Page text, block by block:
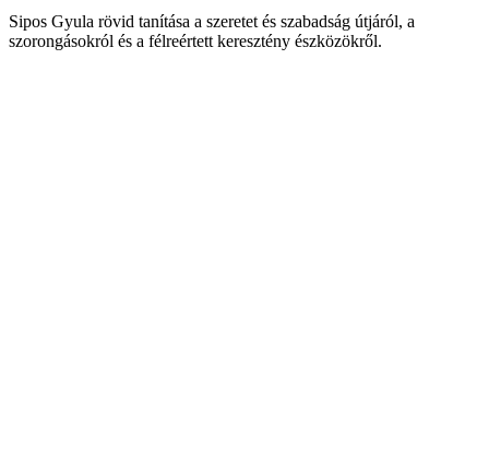
Sipos Gyula rövid tanítása a szeretet és szabadság útjáról, a
szorongásokról és a félreértett keresztény észközökről.